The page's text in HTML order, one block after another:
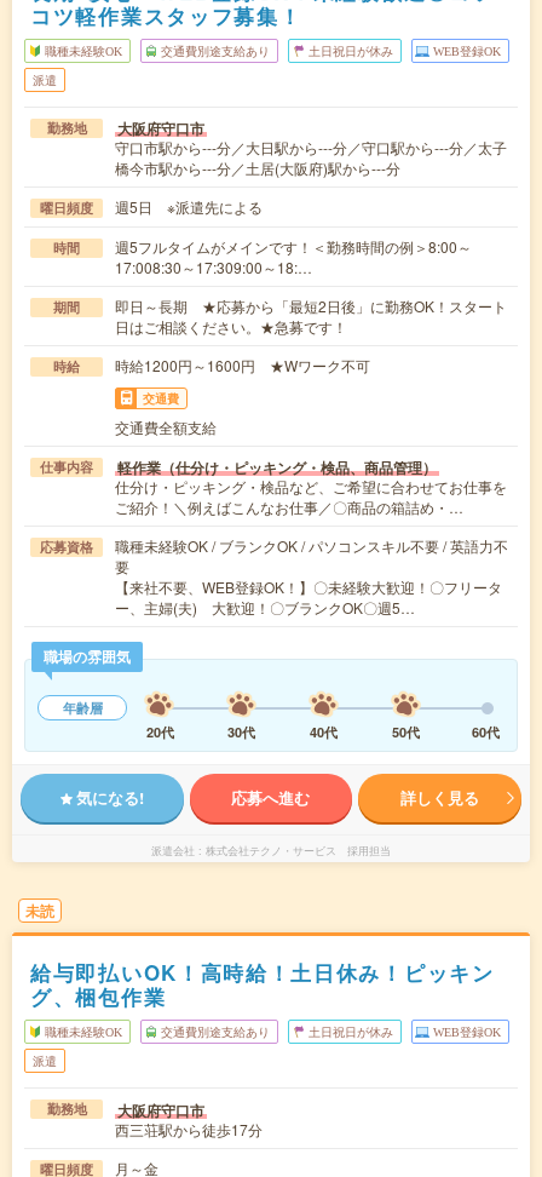
コツ軽作業スタッフ募集！
職種未経験OK 交通費別途支給あり 土日祝日が休み WEB登録OK
派遣
勤務地 大阪府守口市
守口市駅から---分／大日駅から---分／守口駅から---分／太子
橋今市駅から---分／土居(大阪府)駅から---分
曜日頻度 週5日 ※派遣先による
時間
週5フルタイムがメインです！＜勤務時間の例＞8:00～
17:008:30～17:309:00～18:…
期間
即日～長期 ★応募から「最短2日後」に勤務OK！スタート
日はご相談ください。★急募です！
時給 時給1200円～1600円 ★Wワーク不可
交通費
交通費全額支給
仕事内容 軽作業（仕分け・ピッキング・検品、商品管理）
仕分け・ピッキング・検品など、ご希望に合わせてお仕事を
ご紹介！＼例えばこんなお仕事／〇商品の箱詰め・…
応募資格
職種未経験OK / ブランクOK / パソコンスキル不要 / 英語力不
要
【来社不要、WEB登録OK！】〇未経験大歓迎！〇フリータ
ー、主婦(夫) 大歓迎！〇ブランクOK〇週5…
職場の雰囲気
年齢層
20代
30代 40代 50代 60代
気になる! 応募へ進む 詳しく見る
派遣会社 株式会社テクノ・サービス 採用担当
未読
給与即払いOK！高時給！土日休み！ピッキン
グ、梱包作業
職種未経験OK 交通費別途支給あり 土日祝日が休み WEB登録OK
派遣
勤務地 大阪府守口市
西三荘駅から徒歩17分
曜日頻度 月～金